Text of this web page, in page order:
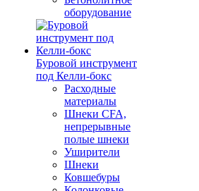
оборудование
Буровой инструмент
под Келли-бокс
Расходные
материалы
Шнеки CFA,
непрерывные
полые шнеки
Уширители
Шнеки
Ковшебуры